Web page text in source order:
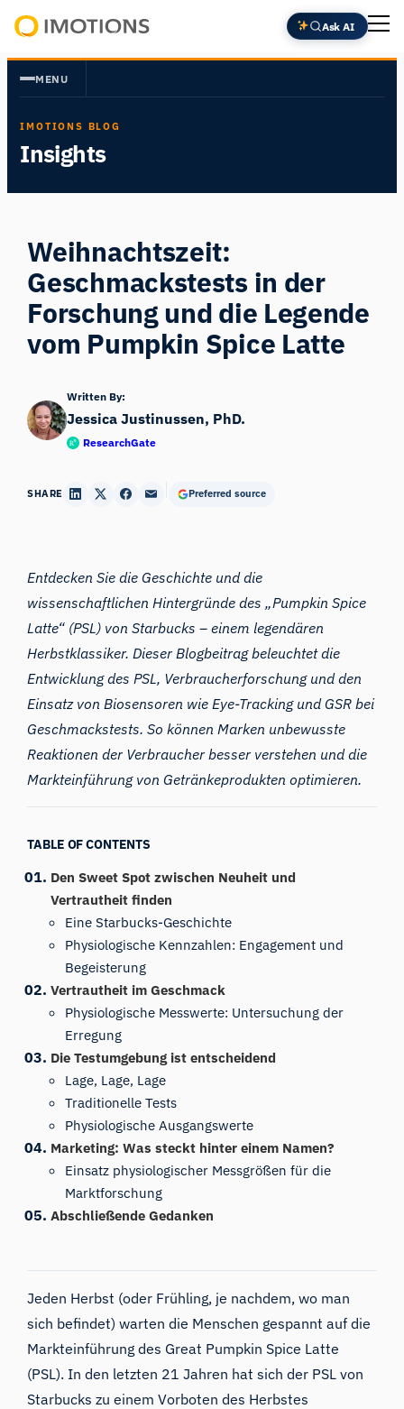
Zum
Inhalt
springen
Insight
Ask AI
MENU
IMOTIONS BLOG
Insights
Weihnachtszeit:
Geschmackstests in der
Forschung und die Legende
vom Pumpkin Spice Latte
Written By:
Jessica Justinussen, PhD.
ResearchGate
SHARE Preferred source
Entdecken Sie die Geschichte und die
wissenschaftlichen Hintergründe des „Pumpkin Spice
Latte“ (PSL) von Starbucks – einem legendären
Herbstklassiker. Dieser Blogbeitrag beleuchtet die
Entwicklung des PSL, Verbraucherforschung und den
Einsatz von Biosensoren wie Eye-Tracking und GSR bei
Geschmackstests. So können Marken unbewusste
Reaktionen der Verbraucher besser verstehen und die
Markteinführung von Getränkeprodukten optimieren.
TABLE OF CONTENTS
Den Sweet Spot zwischen Neuheit und
Vertrautheit finden
Eine Starbucks-Geschichte
Physiologische Kennzahlen: Engagement und
Begeisterung
Vertrautheit im Geschmack
Physiologische Messwerte: Untersuchung der
Erregung
Die Testumgebung ist entscheidend
Lage, Lage, Lage
Traditionelle Tests
Physiologische Ausgangswerte
Marketing: Was steckt hinter einem Namen?
Einsatz physiologischer Messgrößen für die
Marktforschung
Abschließende Gedanken
Jeden Herbst (oder Frühling, je nachdem, wo man
sich befindet) warten die Menschen gespannt auf die
Markteinführung des Great Pumpkin Spice Latte
(PSL). In den letzten 21 Jahren hat sich der PSL von
Starbucks zu einem Vorboten des Herbstes